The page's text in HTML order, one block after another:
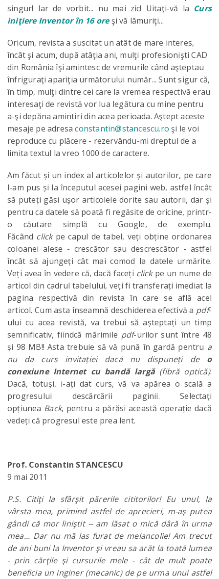
singur! Iar de vorbit... nu mai zic! Uitaţi-vă la Curs
iniţiere Inventor în 16 oreşi vă lămuriţi...
Oricum, revista a suscitat un atât de mare interes,
încât şi acum, după atâţia ani, mulţi profesionişti CAD
din România îşi amintesc de vremurile când aşteptau
înfriguraţi apariţia următorului număr... Sunt sigur că,
în timp, mulţi dintre cei care la vremea respectivă erau
interesaţi de revistă vor lua legătura cu mine pentru
a-şi depăna amintiri din acea perioada. Aştept aceste
mesaje pe adresaconstantin@stancescu.ro şi le voi
reproduce cu plăcere - rezervându-mi dreptul de a
limita textul la vreo 1000 de caractere.
Am făcut și un index al articolelor și autorilor, pe care
l-am pus și la începutul acesei pagini web, astfel încât
să puteți găsi ușor articolele dorite sau autorii, dar și
pentru ca datele să poată fi regăsite de oricine, printr-
o căutare simplă cu Google, de exemplu.
Făcând click pe capul de tabel, veți obține ordonarea
coloanei alese - crescător sau descrescător - astfel
încât să ajungeți cât mai comod la datele urmărite.
Veți avea în vedere că, dacă faceți click pe un nume de
articol din cadrul tabelului, veți fi transferați imediat la
pagina respectivă din revista în care se află acel
articol. Cum asta înseamnă deschiderea efectivă a pdf-
ului cu acea revistă, va trebui să așteptați un timp
semnificativ, fiindcă mărimile pdf-urilor sunt între 48
și 98 MB!! Asta trebuie să vă pună în gardă pentru a
nu da curs invitației dacă nu dispuneți de o
conexiune Internet cu bandă largă(fibră optică).
Dacă, totuși, i-ați dat curs, vă va apărea o scală a
progresului descărcării paginii. Selectați
opțiunea Back, pentru a părăsi această operație dacă
vedeți că progresul este prea lent.
Prof. Constantin STANCESCU
9 mai 2011
P.S. Citiţi la sfârşit părerile cititorilor! Eu unul, la
vârsta mea, primind astfel de aprecieri, m-aş putea
gândi că mor liniştit -- am lăsat o mică dâră în urma
mea... Dar nu mă las furat de melancolie! Am trecut
de ani buni la Inventor şi vreau sa arăt la toată lumea
- prin cărţile şi cursurile mele - cât de mult poate
beneficia un inginer (mecanic) de pe urma unui astfel